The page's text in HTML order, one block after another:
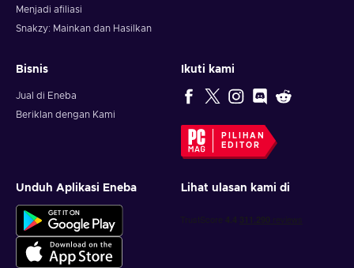
Menjadi afiliasi
Snakzy: Mainkan dan Hasilkan
Bisnis
Jual di Eneba
Beriklan dengan Kami
Ikuti kami
PILIHAN
EDITOR
Unduh Aplikasi Eneba Lihat ulasan kami di